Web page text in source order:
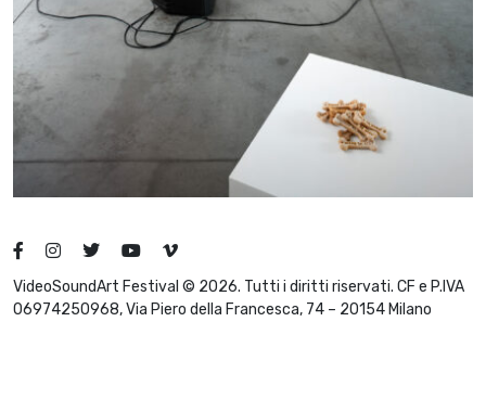
VideoSoundArt Festival © 2026. Tutti i diritti riservati. CF e P.IVA
06974250968, Via Piero della Francesca, 74 – 20154 Milano